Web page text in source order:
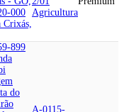
000
Crixás,
Agricultura
899
do
A-0115-